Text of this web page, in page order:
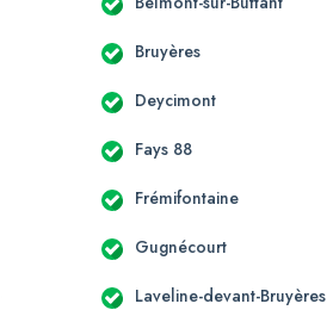
Bruyères
Deycimont
Fays 88
Frémifontaine
Gugnécourt
Laveline-devant-Bruyères